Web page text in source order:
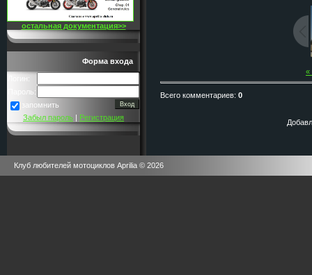
остальная документация>>
Форма входа
Логин:
Пароль:
запомнить
Забыл пароль | Регистрация
«
Всего комментариев: 0
Клуб любителей мотоциклов Aprilia © 2026